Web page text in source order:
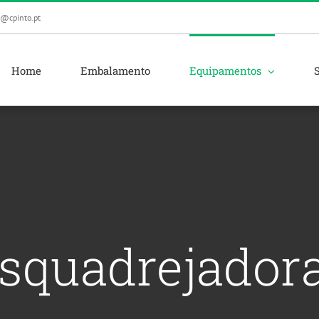
Home Embalamento Equipamentos